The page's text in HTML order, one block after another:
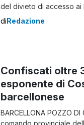
del divieto di accesso ai
divieto di
diRedazione
Confiscati oltre
esponente di
barcellonese
BARCELLONA POZZO